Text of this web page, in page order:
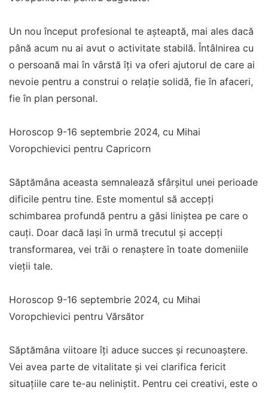
Un nou început profesional te așteaptă, mai ales dacă
până acum nu ai avut o activitate stabilă. Întâlnirea cu
o persoană mai în vârstă îți va oferi ajutorul de care ai
nevoie pentru a construi o relație solidă, fie în afaceri,
fie în plan personal.
Horoscop 9-16 septembrie 2024, cu Mihai
Voropchievici pentru Capricorn
Săptămâna aceasta semnalează sfârșitul unei perioade
dificile pentru tine. Este momentul să accepți
schimbarea profundă pentru a găsi liniștea pe care o
cauți. Doar dacă lași în urmă trecutul și accepți
transformarea, vei trăi o renaștere în toate domeniile
vieții tale.
Horoscop 9-16 septembrie 2024, cu Mihai
Voropchievici pentru Vărsător
Săptămâna viitoare îți aduce succes și recunoaștere.
Vei avea parte de vitalitate și vei clarifica fericit
situațiile care te-au neliniștit. Pentru cei creativi, este o